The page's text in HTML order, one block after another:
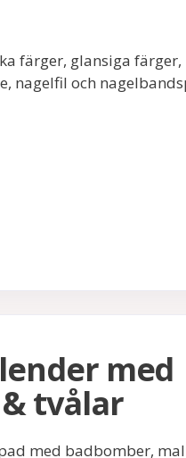
färger, glansiga
nagelfil och
med
tvålar
med badbomber,